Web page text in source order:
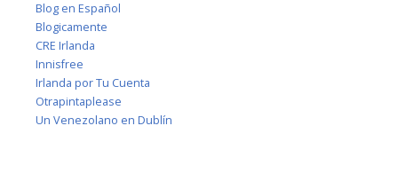
Blog en Español
Blogicamente
CRE Irlanda
Innisfree
Irlanda por Tu Cuenta
Otrapintaplease
Un Venezolano en Dublín